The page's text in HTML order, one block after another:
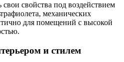
свойства под воздействием
механических
для помещений с высокой
и стилем